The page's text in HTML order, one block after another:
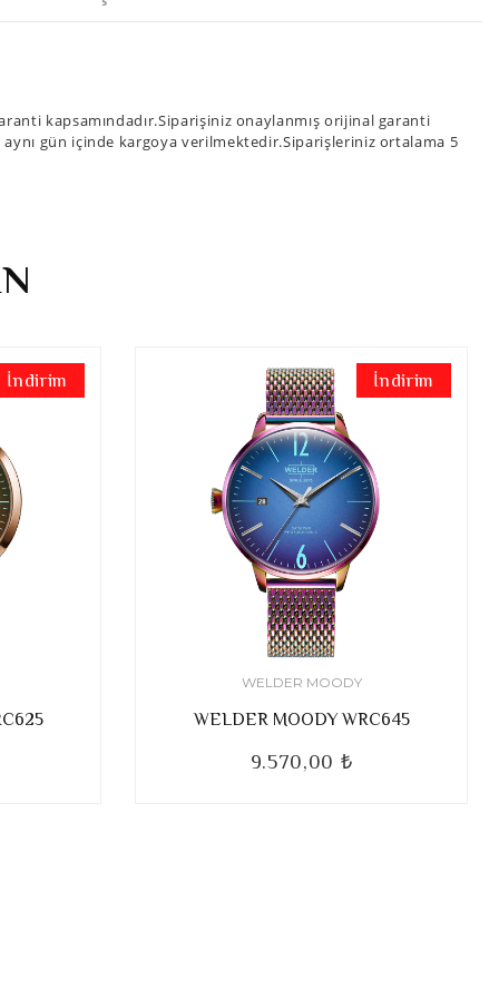
kapsamındadır.Siparişiniz onaylanmış orijinal garanti
gün içinde kargoya verilmektedir.Siparişleriniz ortalama 5
İndirim İndirim
WELDER MOODY
WELDER MOODY WRC645
9.570,00 ₺